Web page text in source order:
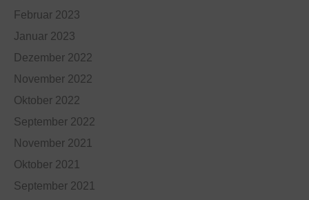
Februar 2023
Januar 2023
Dezember 2022
November 2022
Oktober 2022
September 2022
November 2021
Oktober 2021
September 2021